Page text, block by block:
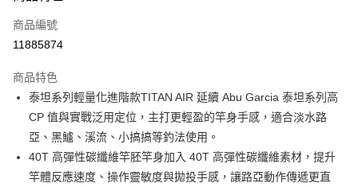
台灣樂天信用卡公司
成交易。
4.訂單成立30分鐘內，如未前往確認交易或遇審核未通過，訂單將自動取
法說明評估內容。
【繳款方式說明】
1.分期款項不併入電信帳單，「大哥付你分期」於每月結算日後寄送繳費提
醒簡訊。
2.透過簡訊連結打開帳單後，可選擇「超商條碼／台灣大直營門市／銀行轉
帳／街口支付／iPASS MONEY」等通路繳費。
【注意事項】
AFTEE先享後付是「在收到商品之後才付款」的支付方式。 讓您購物簡單
便利好安心！
２．便利：只要手機號碼，簡訊認證，即可結帳。
【「AFTEE先享後付」結帳流程】
１．於結帳方式選擇「AFTEE先享後付」後，將跳轉至「AFTEE先享後付」
結帳頁面，進行簡訊認證並確認金額後，即可完成結帳。
２．訂單成立數日內，您將收到繳費通知簡訊。
３．收到繳費通知簡訊後14天內，點擊此簡訊中的連結，可透過四大超商／
ATM付款
運送方式
一般宅配（門市自取請勿下單，請聯繫客服）
每筆NT$100，滿NT$2,000(含以上)免運費
大型宅配(門市自取請勿下單，請聯繫客服）
商品編號
11885874
商品特色
泰坦系列輕量化進階款TITAN AIR 延續 Abu Garcia 泰坦系列高
CP 值與實戰泛用定位，主打更輕盈的竿身手感，適合淡水路
亞、黑鱸、溪流、小搞搞等釣法使用。
40T 高彈性碳纖維竿胚竿身加入 40T 高彈性碳纖維素材，提升
竿體反應速度、操作靈敏度與拋投手感，讓路亞動作傳遞更直